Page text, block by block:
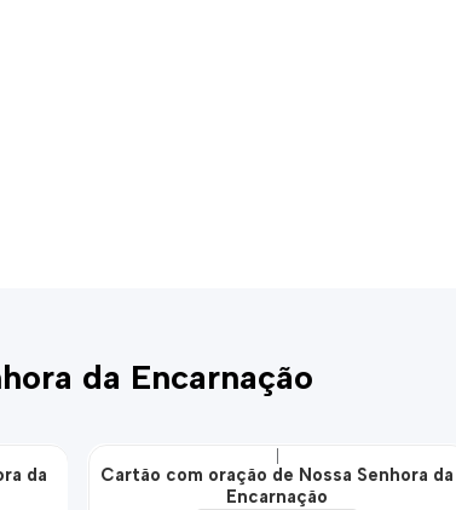
da Encarnação
da
🇵🇹
Cartão com oração de Nossa Senhora da
Encarnação